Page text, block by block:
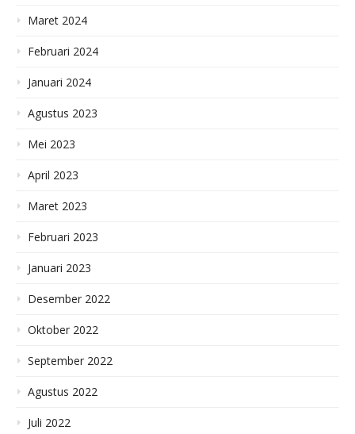
Maret 2024
Februari 2024
Januari 2024
Agustus 2023
Mei 2023
April 2023
Maret 2023
Februari 2023
Januari 2023
Desember 2022
Oktober 2022
September 2022
Agustus 2022
Juli 2022